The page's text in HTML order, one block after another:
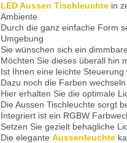
LED Aussen Tischleuchte in
Ambiente
Durch die ganz einfache Form
Umgebung
Sie wünschen sich ein
Möchten Sie dieses überall hin
Ist Ihnen eine leichte Steuerung
Dazu noch die Farben
Hier erhalten Sie die optimale
Die Aussen Tischleuchte sorgt
Integriert ist ein RGBW
Setzen Sie gezielt behagliche
Die elegante Aussenleuchte